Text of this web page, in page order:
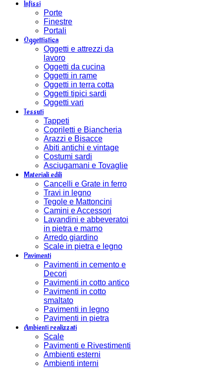
Infissi
Porte
Finestre
Portali
Oggettistica
Oggetti e attrezzi da
lavoro
Oggetti da cucina
Oggetti in rame
Oggetti in terra cotta
Oggetti tipici sardi
Oggetti vari
Tessuti
Tappeti
Copriletti e Biancheria
Arazzi e Bisacce
Abiti antichi e vintage
Costumi sardi
Asciugamani e Tovaglie
Materiali edili
Cancelli e Grate in ferro
Travi in legno
Tegole e Mattoncini
Camini e Accessori
Lavandini e abbeveratoi
in pietra e marno
Arredo giardino
Scale in pietra e legno
Pavimenti
Pavimenti in cemento e
Decori
Pavimenti in cotto antico
Pavimenti in cotto
smaltato
Pavimenti in legno
Pavimenti in pietra
Ambienti realizzati
Scale
Pavimenti e Rivestimenti
Ambienti esterni
Ambienti interni